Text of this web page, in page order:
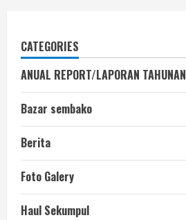
CATEGORIES
ANUAL REPORT/LAPORAN TAHUNAN
Bazar sembako
Berita
Foto Galery
Haul Sekumpul